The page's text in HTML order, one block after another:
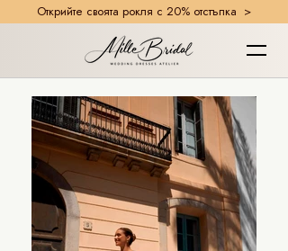
Открийте своята рокля с 20% отстъпка >